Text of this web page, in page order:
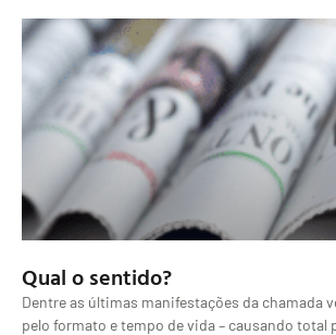
Qual o sentido?
Dentre as últimas manifestações da chamada
pelo formato e tempo de vida – causando total